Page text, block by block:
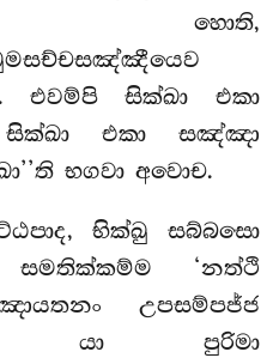
හොති,
එවම්පි සික්ඛා එකා
එකා සඤ්ඤා
භගවා අවොච.
භික්ඛු සබ්බසො
සමතික්කම්ම ‘නත්ථි
උපසම්පජ්ජ
යා පුරිමා